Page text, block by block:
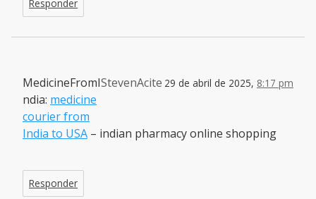
Responder
StevenAcite 29 de abril de 2025, 8:17 pm
MedicineFromI
ndia: medicine
courier from
India to USA – indian pharmacy online shopping
Responder